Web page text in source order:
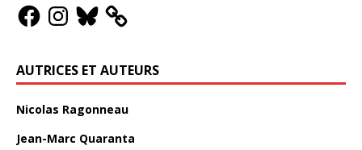
AUTRICES ET AUTEURS
Nicolas Ragonneau
Jean-Marc Quaranta